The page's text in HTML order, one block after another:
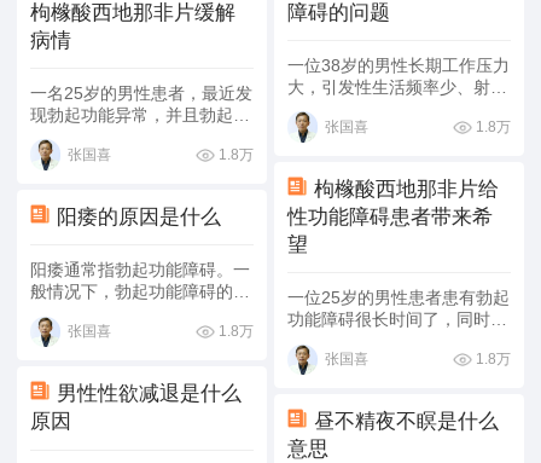
枸橼酸西地那非片缓解
病情
一名25岁的男性患者，最近发
现勃起功能异常，并且勃起的
时间比较短，硬度不够，不足
以顺利完成性生活，症状已经
进行B超检查以后发现其功能
异常，建议患者可以使用枸橼
患者在进行治疗以后，症状明
显得到改善。
张国喜 1.8万
阳痿的原因是什么
阳痿通常指勃起功能障碍。一
般情况下，勃起功能障碍的原
因可能是精神过于紧张或者饮
食不当所致，建议患者及时在
疗。具体内容如下：
张国喜 1.8万
男性性欲减退是什么
原因
障碍的问题
一位38岁的男性长期工作压力
大，引发性生活频率少、射精
潜伏期短等症状。根据患者症
状和检查结果综合分析，确诊
橼酸西地那非片、复方玄驹胶
囊等药物进行治疗，复查结果
提示勃起功能障碍引起的不适
症状有所好转，只需注意生活
张国喜 1.8万
枸橼酸西地那非片给
性功能障碍患者带来希
望
一位25岁的男性患者患有勃起
功能障碍很长时间了，同时还
伴随着早泄症状，这些症状严
重影响到患者的生活。随即来
予枸橼酸西地那非片进行治
疗。药物治疗后，患者的症状
得到明显改善，勃起硬度可达
张国喜 1.8万
昼不精夜不瞑是什么
意思